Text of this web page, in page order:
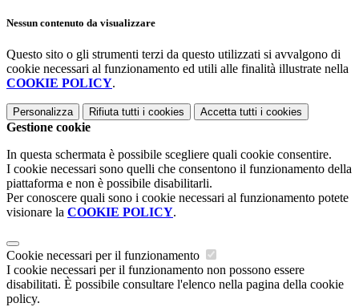
Nessun contenuto da visualizzare
Questo sito o gli strumenti terzi da questo utilizzati si avvalgono di
cookie necessari al funzionamento ed utili alle finalità illustrate nella
COOKIE POLICY.
Personalizza Rifiuta tutti i cookies Accetta tutti i cookies
Gestione cookie
In questa schermata è possibile scegliere quali cookie consentire.
I cookie necessari sono quelli che consentono il funzionamento della
piattaforma e non è possibile disabilitarli.
Per conoscere quali sono i cookie necessari al funzionamento potete
visionare la COOKIE POLICY.
Cookie necessari per il funzionamento
I cookie necessari per il funzionamento non possono essere
disabilitati. È possibile consultare l'elenco nella pagina della cookie
policy.